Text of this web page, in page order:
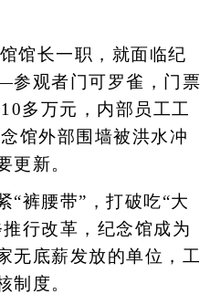
馆长一职，就面临纪
观者门可罗雀，门票
多万元，内部员工工
馆外部围墙被洪水冲
更新。
“裤腰带”，打破吃“大
行改革，纪念馆成为
无底薪发放的单位，工
制度。